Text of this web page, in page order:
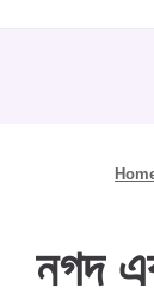
নগদ